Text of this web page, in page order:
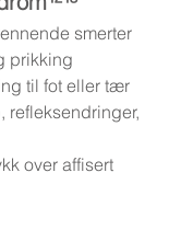
smerter
prikking
til fot eller tær
refleksendringer,
over affisert